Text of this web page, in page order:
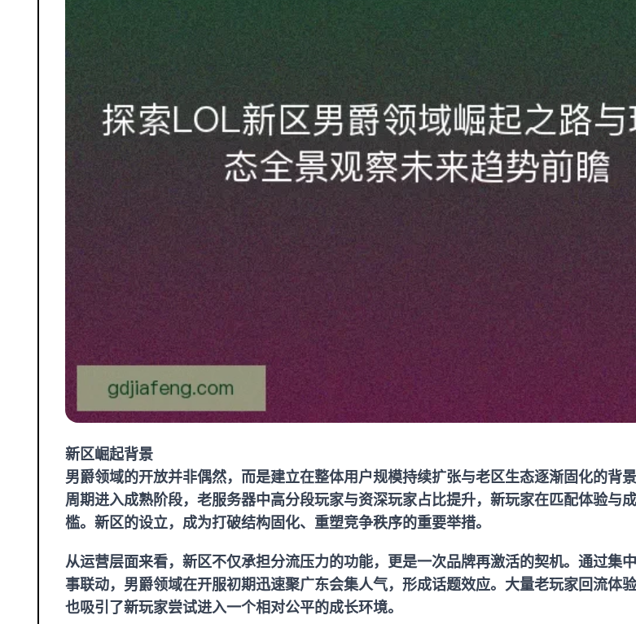
新区崛起背景
男爵领域的开放并非偶然，而是建立在整体用户规模持续扩张与老区生态逐渐固化的背
周期进入成熟阶段，老服务器中高分段玩家与资深玩家占比提升，新玩家在匹配体验与
槛。新区的设立，成为打破结构固化、重塑竞争秩序的重要举措。
从运营层面来看，新区不仅承担分流压力的功能，更是一次品牌再激活的契机。通过集
事联动，男爵领域在开服初期迅速聚广东会集人气，形成话题效应。大量老玩家回流体
也吸引了新玩家尝试进入一个相对公平的成长环境。